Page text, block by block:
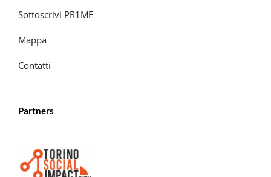
Sottoscrivi PR1ME
Mappa
Contatti
Partners